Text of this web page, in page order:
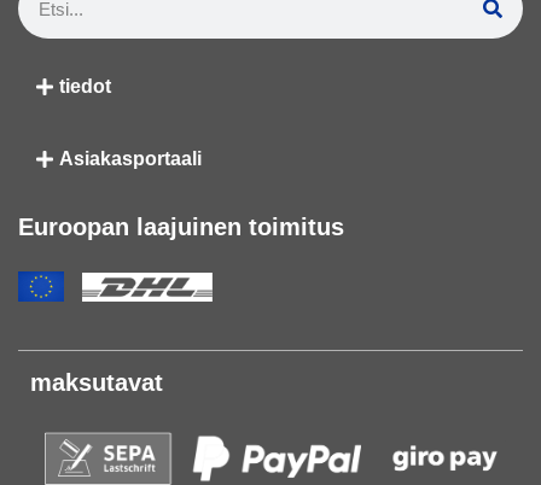
tiedot
Asiakasportaali
Euroopan laajuinen toimitus
maksutavat